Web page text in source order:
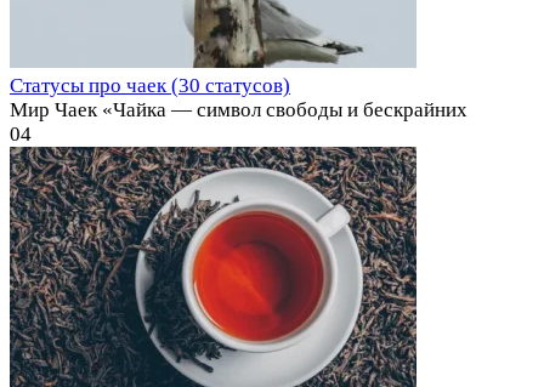
Статусы про чаек (30 статусов)
Мир Чаек «Чайка — символ свободы и бескрайних
04